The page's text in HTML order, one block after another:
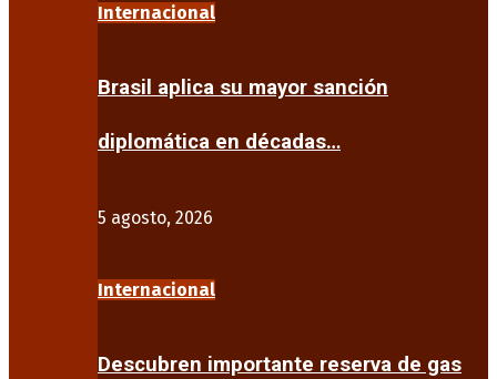
Internacional
Brasil aplica su mayor sanción
diplomática en décadas…
5 agosto, 2026
Internacional
Descubren importante reserva de gas